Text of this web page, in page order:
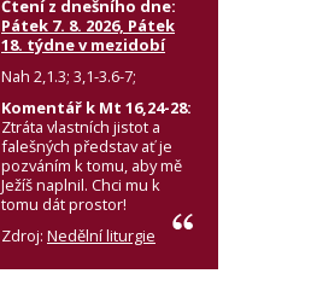
Čtení z dnešního dne:
Pátek 7. 8. 2026, Pátek
18. týdne v mezidobí
Nah 2,1.3; 3,1-3.6-7;
Komentář k Mt 16,24-28:
Ztráta vlastních jistot a
falešných představ ať je
pozváním k tomu, aby mě
Ježíš naplnil. Chci mu k
tomu dát prostor!
Zdroj: Nedělní liturgie